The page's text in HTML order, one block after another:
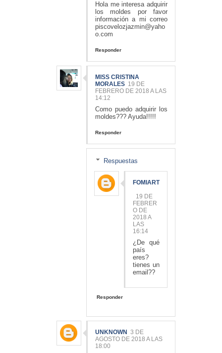
Hola me interesa adquirir
los moldes por favor
información a mi correo
piscovelozjazmin@yaho
o.com
Responder
MISS CRISTINA
MORALES 19 DE
FEBRERO DE 2018 A LAS
14:12
Como puedo adquirir los
moldes??? Ayuda!!!!!
Responder
Respuestas
FOMIART
19 DE
FEBRER
O DE
2018 A
LAS
16:14
¿De qué
país
eres?
tienes un
email??
Responder
UNKNOWN 3 DE
AGOSTO DE 2018 A LAS
18:00